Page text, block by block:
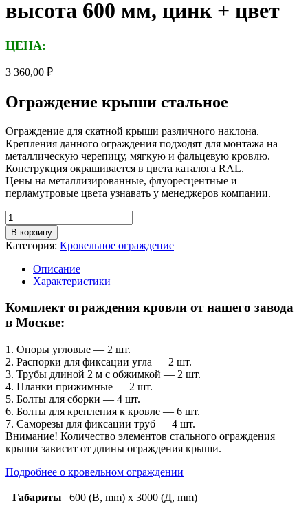
высота 600 мм, цинк + цвет
ЦЕНА:
3 360,00 ₽
Ограждение крыши стальное
Ограждение для скатной крыши различного наклона.
Крепления данного ограждения подходят для монтажа на
металлическую черепицу, мягкую и фальцевую кровлю.
Конструкция окрашивается в цвета каталога RAL.
Цены на металлизированные, флуоресцентные и
перламутровые цвета узнавать у менеджеров компании.
Количество
товара
Ограждение
крыши
стальное,
длина
мм,
высота
600
цинк
+
цвет
В корзину
Категория: Кровельное ограждение
Описание
Характеристики
Комплект ограждения кровли от нашего завода
в Москве:
1. Опоры угловые — 2 шт.
2. Распорки для фиксации угла — 2 шт.
3. Трубы длиной 2 м с обжимкой — 2 шт.
4. Планки прижимные — 2 шт.
5. Болты для сборки — 4 шт.
6. Болты для крепления к кровле — 6 шт.
7. Саморезы для фиксации труб — 4 шт.
Внимание! Количество элементов стального ограждения
крыши зависит от длины ограждения крыши.
Подробнее о кровельном ограждении
Габариты 600 (В, mm) x 3000 (Д, mm)